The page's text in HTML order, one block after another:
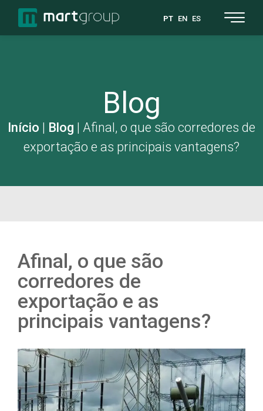
PT EN ES
Blog
Início | Blog | Afinal, o que são corredores de
exportação e as principais vantagens?
Afinal, o que são
corredores de
exportação e as
principais vantagens?